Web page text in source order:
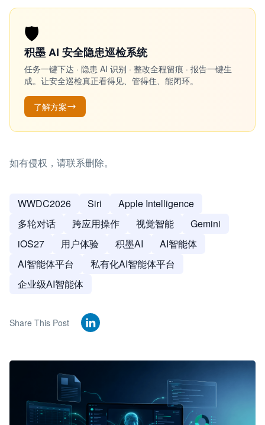
🛡️
积墨 AI 安全隐患巡检系统
任务一键下达 · 隐患 AI 识别 · 整改全程留痕 · 报告一键生
成。让安全巡检真正看得见、管得住、能闭环。
了解方案
如有侵权，请联系删除。
WWDC2026 Siri
Apple Intelligence
多轮对话
跨应用操作 视觉智能
Gemini
iOS27
用户体验 积墨AI
AI智能体
AI智能体平台
私有化AI智能体平台
企业级AI智能体
Share This Post